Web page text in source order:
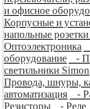
и офисное
Корпусные и
напольные
Оптоэлектроника
оборудование
-
светильники Simon
Провода, шнуры,
автоматизация
-
Резисторы
- Реле